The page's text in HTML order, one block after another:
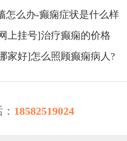
有哪些?
怎么办-癫痫症状是什么样
上挂号]治疗癫痫的价格
家好]怎么照顾癫痫病人?
18582519024